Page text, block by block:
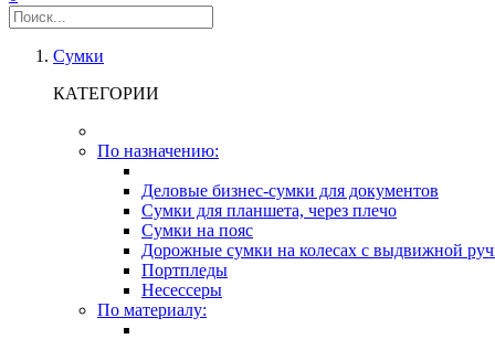
Сумки
КАТЕГОРИИ
По назначению:
Деловые бизнес-сумки для документов
Сумки для планшета, через плечо
Сумки на пояс
Дорожные сумки на колесах с выдвижной
Портпледы
Несессеры
По материалу: